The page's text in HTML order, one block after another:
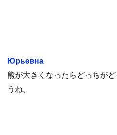
Юрьевна
熊が大きくなったらどっちが
うね。